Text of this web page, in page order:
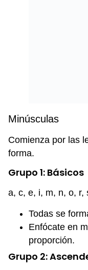
Minúsculas
Comienza por las
forma.
Grupo 1: Básicos
a, c, e, i, m, n, o, r,
Todas se
Enfócate en
proporción.
Grupo 2: